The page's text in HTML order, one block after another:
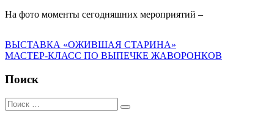
На фото моменты сегодняшних мероприятий –
Навигация
по
записям
Предыдущий:
ВЫСТАВКА «ОЖИВШАЯ СТАРИНА»
Следующий:
МАСТЕР-КЛАСС ПО ВЫПЕЧКЕ ЖАВОРОНКОВ
Поиск
Поиск:
Поиск